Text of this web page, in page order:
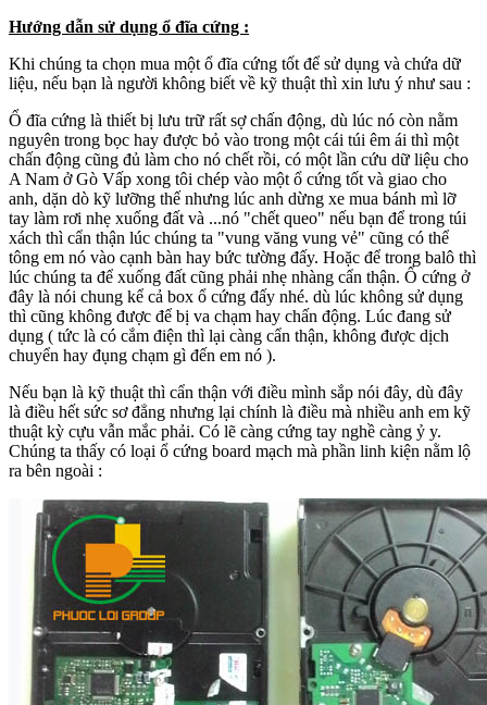
Hướng dẫn sử dụng ổ đĩa cứng :
Khi chúng ta chọn mua một ổ đĩa cứng tốt để sử dụng và chứa dữ
liệu, nếu bạn là người không biết về kỹ thuật thì xin lưu ý như sau :
Ổ đĩa cứng là thiết bị lưu trữ rất sợ chấn động, dù lúc nó còn nằm
nguyên trong bọc hay được bỏ vào trong một cái túi êm ái thì một
chấn động cũng đủ làm cho nó chết rồi, có một lần cứu dữ liệu cho
A Nam ở Gò Vấp xong tôi chép vào một ổ cứng tốt và giao cho
anh, dặn dò kỹ lưỡng thế nhưng lúc anh dừng xe mua bánh mì lỡ
tay làm rơi nhẹ xuống đất và ...nó "chết queo" nếu bạn để trong túi
xách thì cẩn thận lúc chúng ta "vung văng vung vẻ" cũng có thể
tông em nó vào cạnh bàn hay bức tường đấy. Hoặc để trong balô thì
lúc chúng ta để xuống đất cũng phải nhẹ nhàng cẩn thận. Ổ cứng ở
đây là nói chung kể cả box ổ cứng đấy nhé. dù lúc không sử dụng
thì cũng không được để bị va chạm hay chấn động. Lúc đang sử
dụng ( tức là có cắm điện thì lại càng cẩn thận, không được dịch
chuyển hay đụng chạm gì đến em nó ).
Nếu bạn là kỹ thuật thì cẩn thận với điều mình sắp nói đây, dù đây
là điều hết sức sơ đẳng nhưng lại chính là điều mà nhiều anh em kỹ
thuật kỳ cựu vẫn mắc phải. Có lẽ càng cứng tay nghề càng ỷ y.
Chúng ta thấy có loại ổ cứng board mạch mà phần linh kiện nằm lộ
ra bên ngoài :